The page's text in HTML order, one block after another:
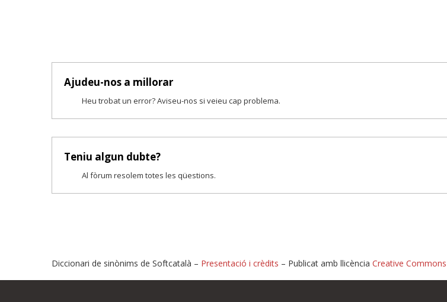
Ajudeu-nos a millorar
Heu trobat un error? Aviseu-nos si veieu cap problema.
Teniu algun dubte?
Al fòrum resolem totes les qüestions.
Diccionari de sinònims de Softcatalà – Presentació i crèdits – Publicat amb llicència Creative Commons